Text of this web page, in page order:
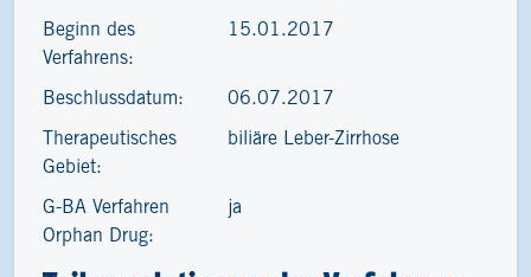
Beginn des
Verfahrens:
15.01.2017
Beschlussdatum: 06.07.2017
Therapeutisches
Gebiet:
biliäre Leber-Zirrhose
G-BA Verfahren
Orphan Drug:
ja